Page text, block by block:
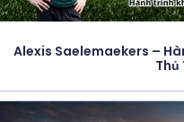
Alexis Saelemaekers –
Thủ